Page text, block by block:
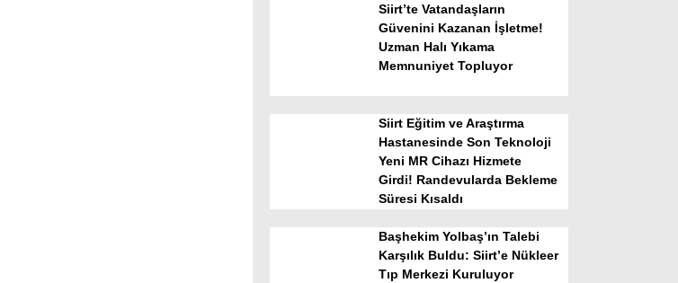
Instagram
Siirt’te Vatandaşların
Güvenini Kazanan İşletme!
Uzman Halı Yıkama
Memnuniyet Topluyor
Siirt Eğitim ve Araştırma
Hastanesinde Son Teknoloji
Yeni MR Cihazı Hizmete
Girdi! Randevularda Bekleme
Süresi Kısaldı
Başhekim Yolbaş’ın Talebi
Karşılık Buldu: Siirt’e Nükleer
Tıp Merkezi Kuruluyor